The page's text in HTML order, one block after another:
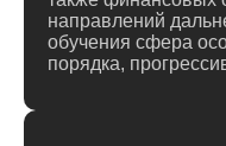
направлений
обучения сфера
порядка,